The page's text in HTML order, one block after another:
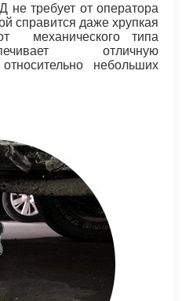
не требует от оператора
справится даже хрупкая
механического типа
отличную
небольших